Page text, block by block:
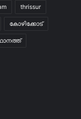
thrissur
കോഴിക്കോട്